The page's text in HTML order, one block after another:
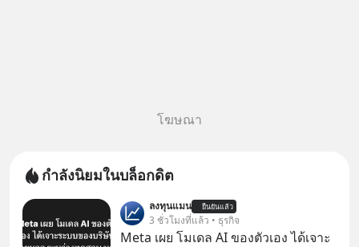
โฆษณา
กำลังนิยมในบล็อกดิต
ลงทุนแมน ยืนยันแล้ว
3 ชั่วโมงที่แล้ว • ธุรกิจ
Meta เผย โมเดล AI ของตัวเอง ได้เจาะ